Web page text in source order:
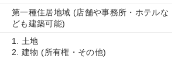
第一種住居地域 (店舗や事務所・ホテルな
ども建築可能)
1. 土地
2. 建物 (所有権・その他)